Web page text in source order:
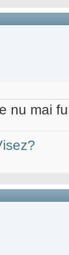
nu mai